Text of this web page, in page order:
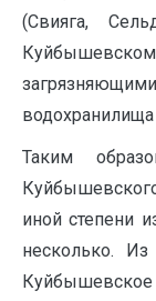
(Свияга,
Таким
иной степени
несколько.